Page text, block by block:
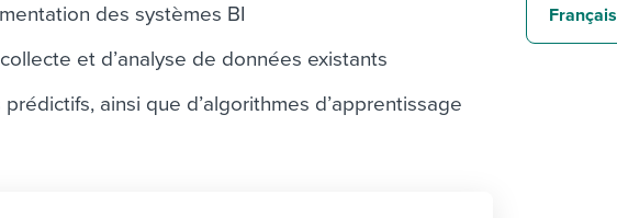
des systèmes BI
et d’analyse de données existants
ainsi que d’algorithmes d’apprentissage
Français